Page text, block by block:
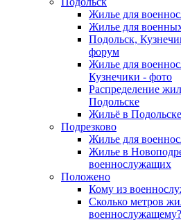
Жилье для
Жилье для
Подольск,
форум
Жилье для
Кузнечики - фото
Распределение
Подольске
Жильё в
Подрезково
Жилье для
Жилье в
военнослужащих
Положено
Кому из
Сколько метров
военнослужащему?